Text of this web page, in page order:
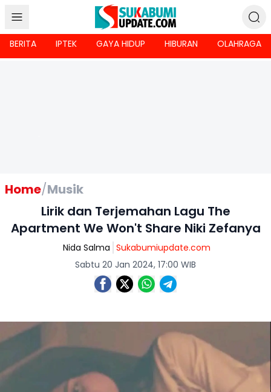
BERITA IPTEK GAYA HIDUP HIBURAN OLAHRAGA
Home/Musik
Lirik dan Terjemahan Lagu The
Apartment We Won't Share Niki Zefanya
Nida Salma Sukabumiupdate.com
Sabtu 20 Jan 2024, 17:00 WIB